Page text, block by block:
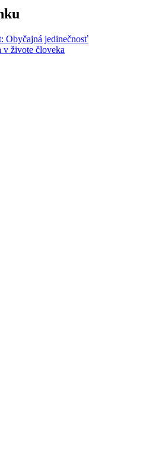
Obyčajná jedinečnosť
v živote človeka